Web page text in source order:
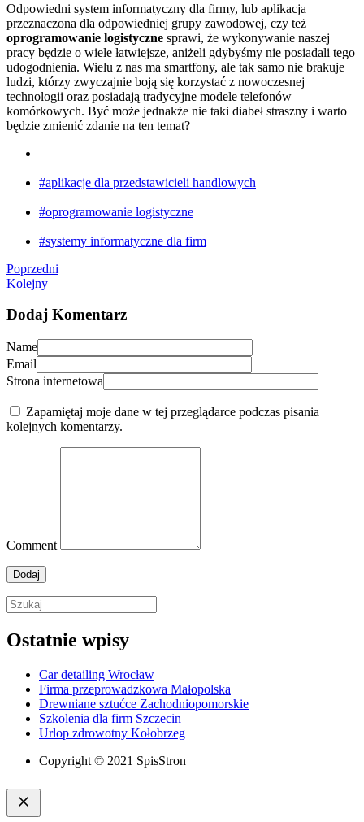
Odpowiedni system informatyczny dla firmy, lub aplikacja
przeznaczona dla odpowiedniej grupy zawodowej, czy też
oprogramowanie logistyczne sprawi, że wykonywanie naszej
pracy będzie o wiele łatwiejsze, aniżeli gdybyśmy nie posiadali tego
udogodnienia. Wielu z nas ma smartfony, ale tak samo nie brakuje
ludzi, którzy zwyczajnie boją się korzystać z nowoczesnej
technologii oraz posiadają tradycyjne modele telefonów
komórkowych. Być może jednakże nie taki diabeł straszny i warto
będzie zmienić zdanie na ten temat?
#aplikacje dla przedstawicieli handlowych
#oprogramowanie logistyczne
#systemy informatyczne dla firm
Poprzedni
Kolejny
Dodaj Komentarz
Name
Email
Strona internetowa
Zapamiętaj moje dane w tej przeglądarce podczas pisania
kolejnych komentarzy.
Comment
Ostatnie wpisy
Car detailing Wrocław
Firma przeprowadzkowa Małopolska
Drewniane sztućce Zachodniopomorskie
Szkolenia dla firm Szczecin
Urlop zdrowotny Kołobrzeg
Copyright © 2021 SpisStron